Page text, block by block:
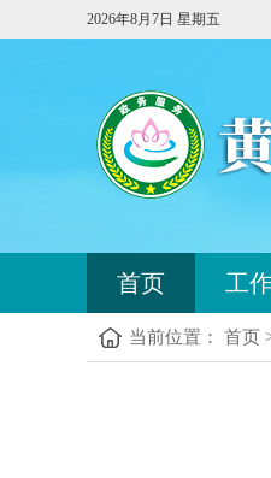
2026年8月7日 星期五
首页 工
当前位置： 首页